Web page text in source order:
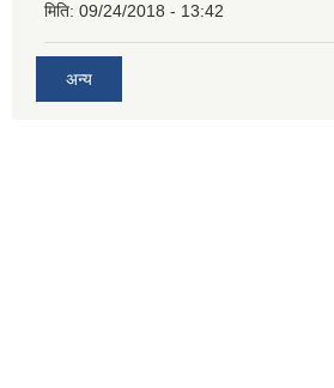
मिति: 09/24/2018 - 13:42
अन्य